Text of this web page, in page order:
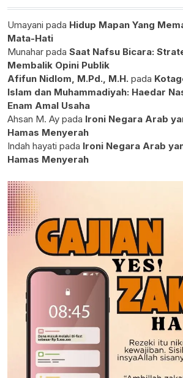
Umayani pada Hidup Mapan Yang
Mata-Hati
Munahar pada Saat Nafsu Bicara:
Membalik Opini Publik
Afifun Nidlom, M.Pd., M.H. pada
Islam dan Muhammadiyah: Haedar
Enam Amal Usaha
Ahsan M. Ay pada Ironi Negara Arab
Hamas Menyerah
Indah hayati pada Ironi Negara Arab
Hamas Menyerah